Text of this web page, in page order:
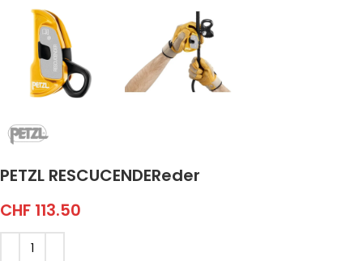
PETZL RESCUCENDEReder
CHF 113.50